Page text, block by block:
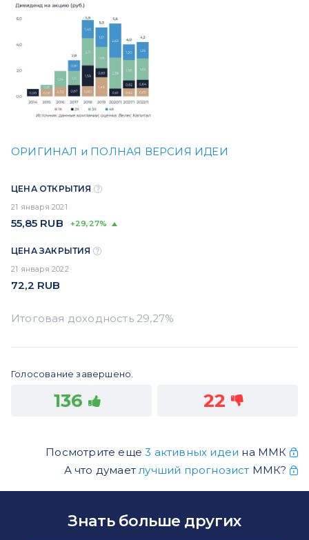
ОРИГИНАЛ и ПОЛНАЯ ВЕРСИЯ ИДЕИ
ЦЕНА ОТКРЫТИЯ
21 января 2021
55,85 RUB +29,27%
ЦЕНА ЗАКРЫТИЯ
21 января 2022
72,2 RUB
Голосование завершено.
136 22
Посмотрите еще3 активных идеи на ММК
А что думаетлучший прогнозист ММК?
Знать больше других